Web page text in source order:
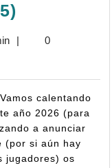
Torneo
en
Miniatura
–
Warhammer
admin
|
0
calentando
año 2026 (para
a anunciar
(por si aún hay
jugadores) os